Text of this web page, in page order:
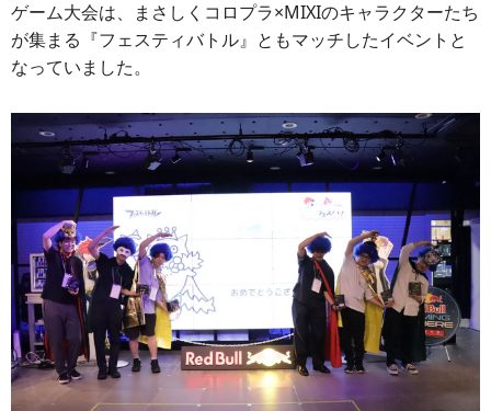
ゲーム大会は、まさしくコロプラ×MIXIのキャラクターたち
が集まる『フェスティバトル』ともマッチしたイベントと
なっていました。